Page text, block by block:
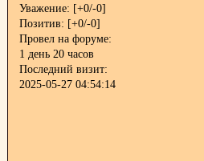
Уважение: [+0/-0]
Позитив: [+0/-0]
Провел на форуме:
1 день 20 часов
Последний визит:
2025-05-27 04:54:14